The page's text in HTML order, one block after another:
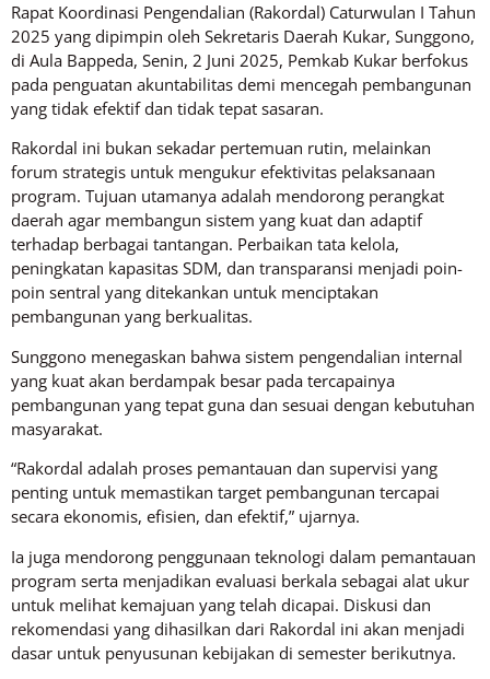
Rapat Koordinasi Pengendalian (Rakordal) Caturwulan I Tahun
2025 yang dipimpin oleh Sekretaris Daerah Kukar, Sunggono,
di Aula Bappeda, Senin, 2 Juni 2025, Pemkab Kukar berfokus
pada penguatan akuntabilitas demi mencegah pembangunan
yang tidak efektif dan tidak tepat sasaran.
Rakordal ini bukan sekadar pertemuan rutin, melainkan
forum strategis untuk mengukur efektivitas pelaksanaan
program. Tujuan utamanya adalah mendorong perangkat
daerah agar membangun sistem yang kuat dan adaptif
terhadap berbagai tantangan. Perbaikan tata kelola,
peningkatan kapasitas SDM, dan transparansi menjadi poin-
poin sentral yang ditekankan untuk menciptakan
pembangunan yang berkualitas.
Sunggono menegaskan bahwa sistem pengendalian internal
yang kuat akan berdampak besar pada tercapainya
pembangunan yang tepat guna dan sesuai dengan kebutuhan
masyarakat.
“Rakordal adalah proses pemantauan dan supervisi yang
penting untuk memastikan target pembangunan tercapai
secara ekonomis, efisien, dan efektif,” ujarnya.
Ia juga mendorong penggunaan teknologi dalam pemantauan
program serta menjadikan evaluasi berkala sebagai alat ukur
untuk melihat kemajuan yang telah dicapai. Diskusi dan
rekomendasi yang dihasilkan dari Rakordal ini akan menjadi
dasar untuk penyusunan kebijakan di semester berikutnya.